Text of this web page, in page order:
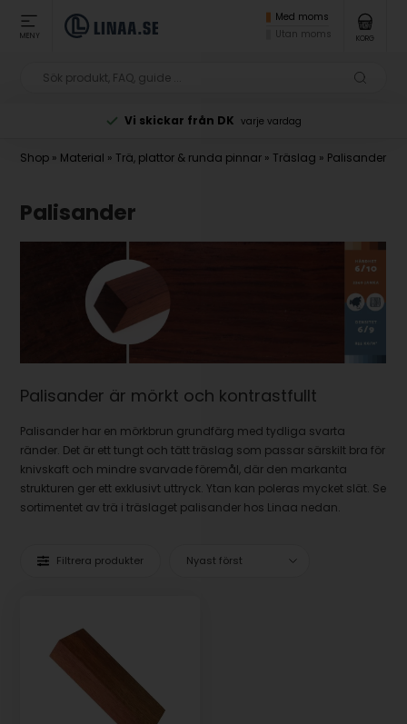
MENY
Med moms
Utan moms
KORG
Vi skickar från DK varje vardag
Shop » Material » Trä, plattor & runda pinnar » Träslag » Palisander
Palisander
Palisander är mörkt och kontrastfullt
Palisander har en mörkbrun grundfärg med tydliga svarta
ränder. Det är ett tungt och tätt träslag som passar särskilt bra för
knivskaft och mindre svarvade föremål, där den markanta
strukturen ger ett exklusivt uttryck. Ytan kan poleras mycket slät. Se
sortimentet av trä i träslaget palisander hos Linaa nedan.
Filtrera produkter